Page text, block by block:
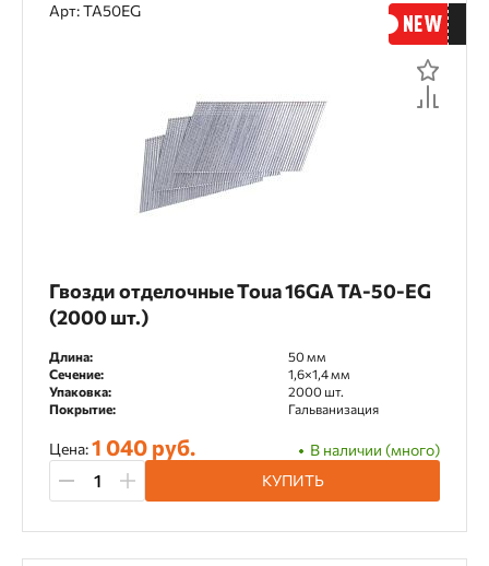
Арт: TA50EG
Гвозди отделочные Toua 16GA TA-50-EG
(2000 шт.)
Длина:
50 мм
Сечение:
1,6×1,4 мм
Упаковка:
2000 шт.
Покрытие:
Гальванизация
Цена:1 040 руб.
В наличии (много)
КУПИТЬ